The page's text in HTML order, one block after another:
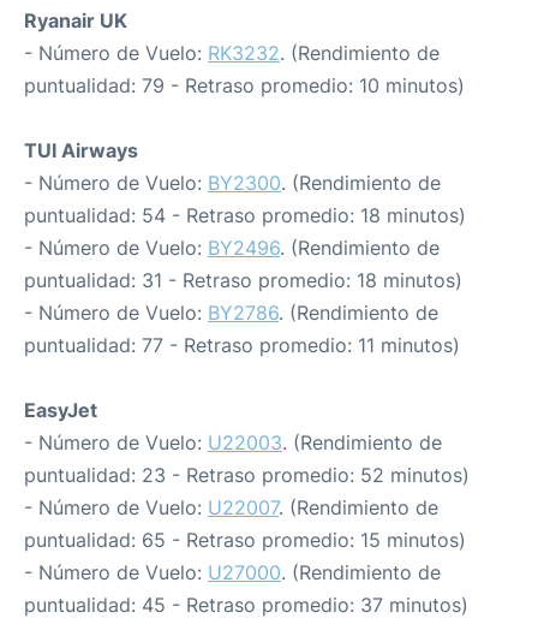
Ryanair UK
- Número de Vuelo: RK3232. (Rendimiento de
puntualidad: 79 - Retraso promedio: 10 minutos)
TUI Airways
- Número de Vuelo: BY2300. (Rendimiento de
puntualidad: 54 - Retraso promedio: 18 minutos)
- Número de Vuelo: BY2496. (Rendimiento de
puntualidad: 31 - Retraso promedio: 18 minutos)
- Número de Vuelo: BY2786. (Rendimiento de
puntualidad: 77 - Retraso promedio: 11 minutos)
EasyJet
- Número de Vuelo: U22003. (Rendimiento de
puntualidad: 23 - Retraso promedio: 52 minutos)
- Número de Vuelo: U22007. (Rendimiento de
puntualidad: 65 - Retraso promedio: 15 minutos)
- Número de Vuelo: U27000. (Rendimiento de
puntualidad: 45 - Retraso promedio: 37 minutos)